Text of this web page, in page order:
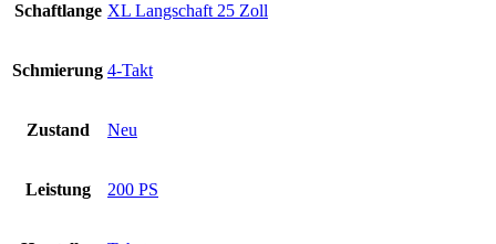
Schaftlange XL Langschaft 25 Zoll
Schmierung 4-Takt
Zustand Neu
Leistung 200 PS